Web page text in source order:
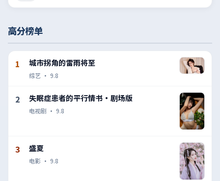
高分榜单
1 城市拐角的雷雨将至
综艺 · 9.8
2 失眠症患者的平行情书·剧场版
电视剧 · 9.8
3 盛夏
电影 · 9.8